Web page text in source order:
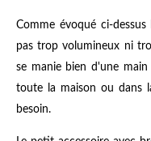
Comme évoqué ci-
pas trop volumineux ni
se manie bien d'une
toute la maison ou dans
besoin.